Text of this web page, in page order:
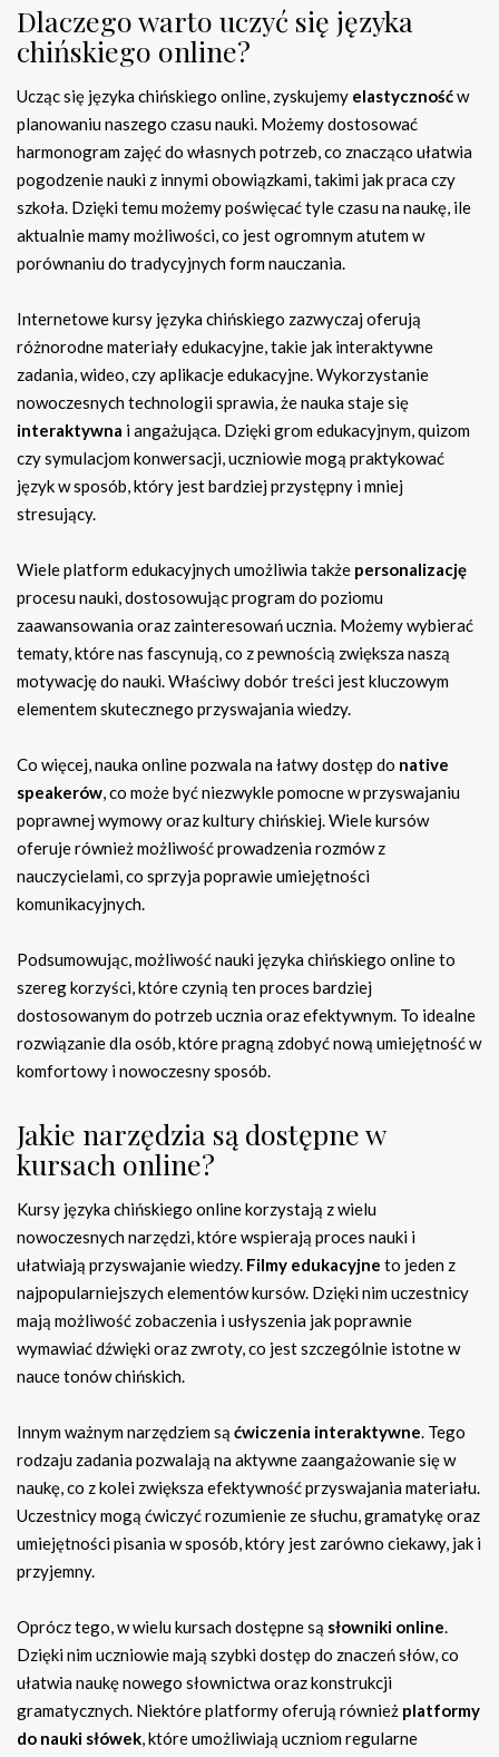
Dlaczego warto uczyć się języka
chińskiego online?
Ucząc się języka chińskiego online, zyskujemy elastycznośćw
planowaniu naszego czasu nauki. Możemy dostosować
harmonogram zajęć do własnych potrzeb, co znacząco ułatwia
pogodzenie nauki z innymi obowiązkami, takimi jak praca czy
szkoła. Dzięki temu możemy poświęcać tyle czasu na naukę, ile
aktualnie mamy możliwości, co jest ogromnym atutem w
porównaniu do tradycyjnych form nauczania.
Internetowe kursy języka chińskiego zazwyczaj oferują
różnorodne materiały edukacyjne, takie jak interaktywne
zadania, wideo, czy aplikacje edukacyjne. Wykorzystanie
nowoczesnych technologii sprawia, że nauka staje się
interaktywna i angażująca. Dzięki grom edukacyjnym, quizom
czy symulacjom konwersacji, uczniowie mogą praktykować
język w sposób, który jest bardziej przystępny i mniej
stresujący.
Wiele platform edukacyjnych umożliwia także personalizację
procesu nauki, dostosowując program do poziomu
zaawansowania oraz zainteresowań ucznia. Możemy wybierać
tematy, które nas fascynują, co z pewnością zwiększa naszą
motywację do nauki. Właściwy dobór treści jest kluczowym
elementem skutecznego przyswajania wiedzy.
Co więcej, nauka online pozwala na łatwy dostęp do native
speakerów, co może być niezwykle pomocne w przyswajaniu
poprawnej wymowy oraz kultury chińskiej. Wiele kursów
oferuje również możliwość prowadzenia rozmów z
nauczycielami, co sprzyja poprawie umiejętności
komunikacyjnych.
Podsumowując, możliwość nauki języka chińskiego online to
szereg korzyści, które czynią ten proces bardziej
dostosowanym do potrzeb ucznia oraz efektywnym. To idealne
rozwiązanie dla osób, które pragną zdobyć nową umiejętność w
komfortowy i nowoczesny sposób.
Jakie narzędzia są dostępne w
kursach online?
Kursy języka chińskiego online korzystają z wielu
nowoczesnych narzędzi, które wspierają proces nauki i
ułatwiają przyswajanie wiedzy. Filmy edukacyjne to jeden z
najpopularniejszych elementów kursów. Dzięki nim uczestnicy
mają możliwość zobaczenia i usłyszenia jak poprawnie
wymawiać dźwięki oraz zwroty, co jest szczególnie istotne w
nauce tonów chińskich.
Innym ważnym narzędziem są ćwiczenia interaktywne. Tego
rodzaju zadania pozwalają na aktywne zaangażowanie się w
naukę, co z kolei zwiększa efektywność przyswajania materiału.
Uczestnicy mogą ćwiczyć rozumienie ze słuchu, gramatykę oraz
umiejętności pisania w sposób, który jest zarówno ciekawy, jak i
przyjemny.
Oprócz tego, w wielu kursach dostępne są słowniki online.
Dzięki nim uczniowie mają szybki dostęp do znaczeń słów, co
ułatwia naukę nowego słownictwa oraz konstrukcji
gramatycznych. Niektóre platformy oferują również platformy
do nauki słówek, które umożliwiają uczniom regularne